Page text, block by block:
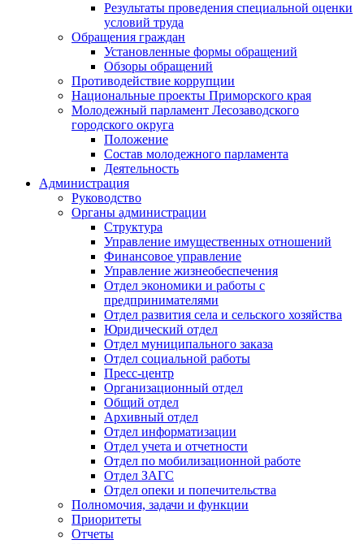
Результаты проведения специальной оценки
условий труда
Обращения граждан
Установленные формы обращений
Обзоры обращений
Противодействие коррупции
Национальные проекты Приморского края
Молодежный парламент Лесозаводского
городского округа
Положение
Состав молодежного парламента
Деятельность
Администрация
Руководство
Органы администрации
Структура
Управление имущественных отношений
Финансовое управление
Управление жизнеобеспечения
Отдел экономики и работы с
предпринимателями
Отдел развития села и сельского хозяйства
Юридический отдел
Отдел муниципального заказа
Отдел социальной работы
Пресс-центр
Организационный отдел
Общий отдел
Архивный отдел
Отдел информатизации
Отдел учета и отчетности
Отдел по мобилизационной работе
Отдел ЗАГС
Отдел опеки и попечительства
Полномочия, задачи и функции
Приоритеты
Отчеты